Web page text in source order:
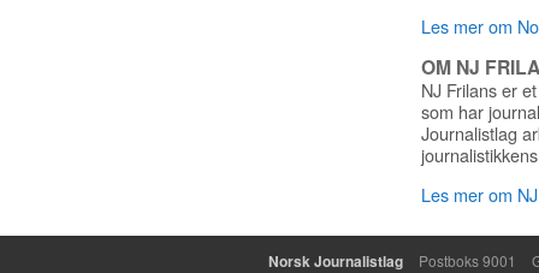
Les mer om
OM NJ
NJ Frilans er
som har
Journalistlag
Les mer om
Norsk Journalistlag Postboks 9001